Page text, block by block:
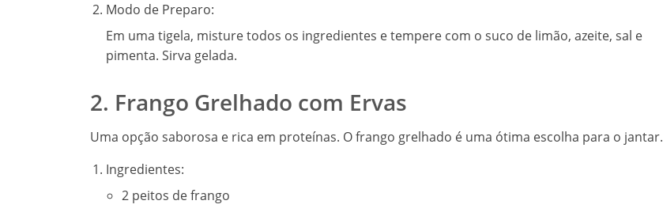
Modo de Preparo:
Em uma tigela, misture todos os ingredientes e tempere com o suco de limão, azeite, sal e
pimenta. Sirva gelada.
2. Frango Grelhado com Ervas
Uma opção saborosa e rica em proteínas. O frango grelhado é uma ótima escolha para o jantar.
Ingredientes:
2 peitos de frango